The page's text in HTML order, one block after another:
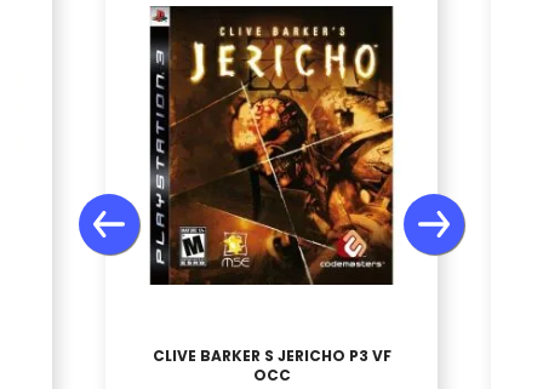
CLIVE BARKER S JERICHO P3 VF
OCC